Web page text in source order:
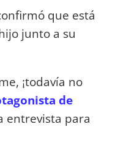
que está
junto a su
¡todavía no
de
entrevista para